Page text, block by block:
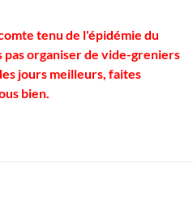
tenu de l'épidémie du
organiser de vide-greniers
jours meilleurs, faites
bien.